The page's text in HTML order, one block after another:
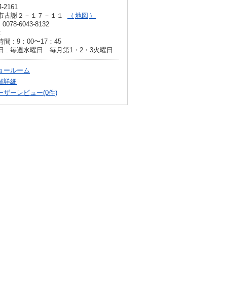
2161
古謝２－１７－１１
地図
0078-6043-8132
間 : 9：00〜17：45
: 毎週水曜日 毎月第1・2・3火曜日
ールーム
詳細
ザーレビュー(0件)